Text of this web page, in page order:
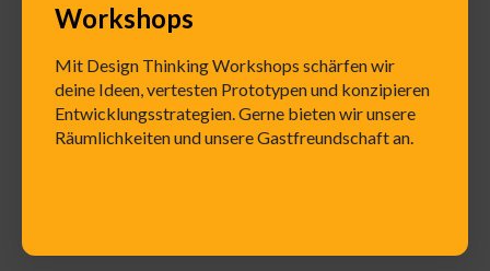
Workshops
Mit Design Thinking Workshops schärfen wir
deine Ideen, vertesten Prototypen und konzipieren
Entwicklungsstrategien. Gerne bieten wir unsere
Räumlichkeiten und unsere Gastfreundschaft an.